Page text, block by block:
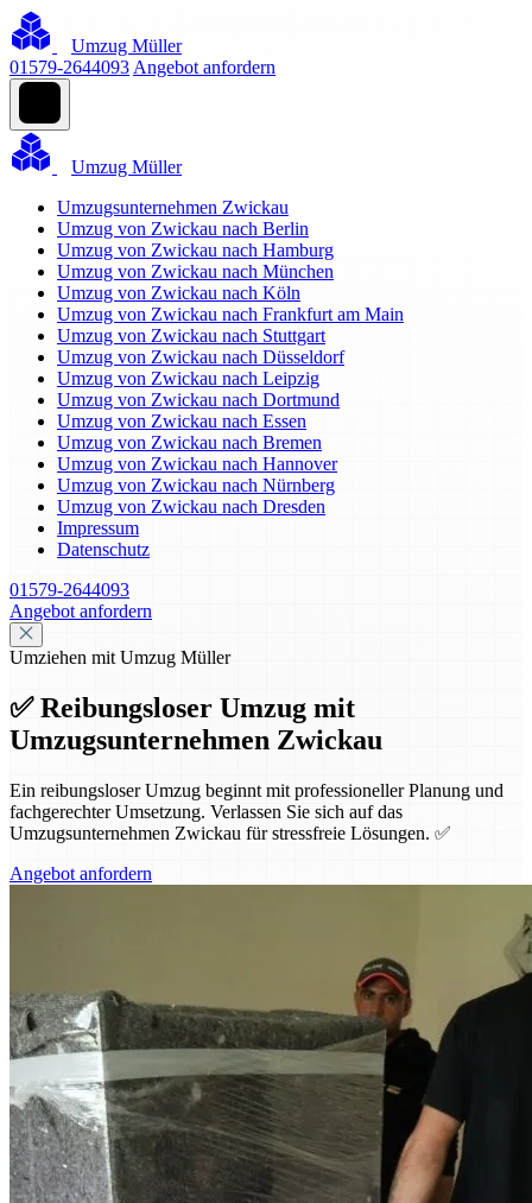
Umzug Müller
01579-2644093 Angebot anfordern
Umzug Müller
Umzugsunternehmen Zwickau
Umzug von Zwickau nach Berlin
Umzug von Zwickau nach Hamburg
Umzug von Zwickau nach München
Umzug von Zwickau nach Köln
Umzug von Zwickau nach Frankfurt am Main
Umzug von Zwickau nach Stuttgart
Umzug von Zwickau nach Düsseldorf
Umzug von Zwickau nach Leipzig
Umzug von Zwickau nach Dortmund
Umzug von Zwickau nach Essen
Umzug von Zwickau nach Bremen
Umzug von Zwickau nach Hannover
Umzug von Zwickau nach Nürnberg
Umzug von Zwickau nach Dresden
Impressum
Datenschutz
01579-2644093
Angebot anfordern
Umziehen mit Umzug Müller
✅ Reibungsloser Umzug mit
Umzugsunternehmen Zwickau
Ein reibungsloser Umzug beginnt mit professioneller Planung und
fachgerechter Umsetzung. Verlassen Sie sich auf das
Umzugsunternehmen Zwickau für stressfreie Lösungen. ✅
Angebot anfordern